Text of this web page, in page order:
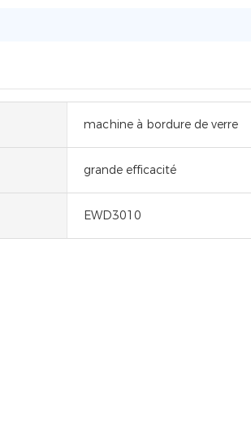
machine à bordure de verre
grande efficacité
EWD3010